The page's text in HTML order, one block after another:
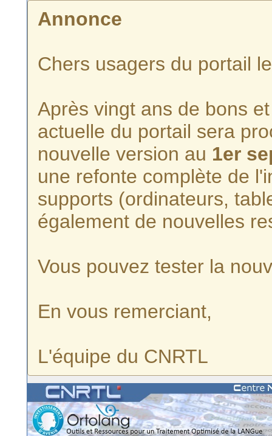
Annonce
Chers usagers du portail
Après vingt ans de bons
actuelle du portail sera
nouvelle version au 1er
une refonte complète de
supports (ordinateurs,
également de nouvelles
Vous pouvez tester la
En vous remerciant,
L'équipe du CNRTL